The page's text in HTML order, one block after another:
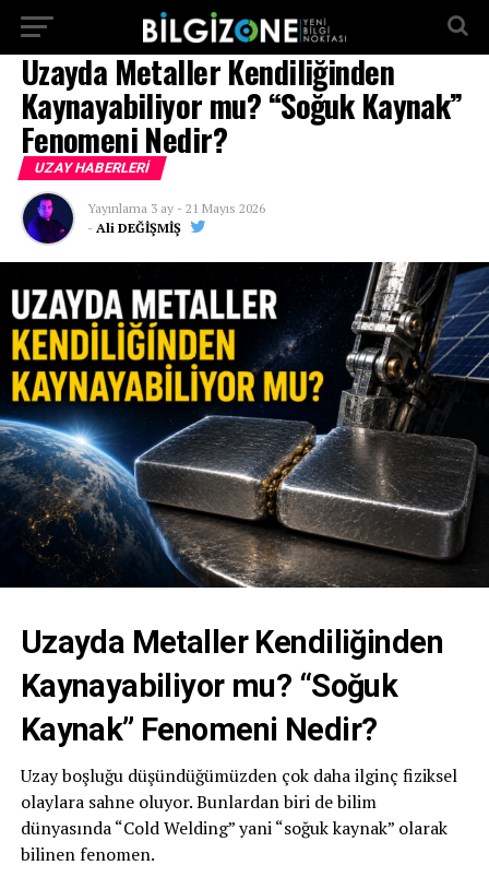
Uzayda Metaller Kendiliğinden
Kaynayabiliyor mu? “Soğuk Kaynak”
Fenomeni Nedir?
UZAY HABERLERI
Yayınlama 3 ay - 21 Mayıs 2026
- Ali DEĞİŞMİŞ
Uzayda Metaller Kendiliğinden
Kaynayabiliyor mu? “Soğuk
Kaynak” Fenomeni Nedir?
Uzay boşluğu düşündüğümüzden çok daha ilginç fiziksel
olaylara sahne oluyor. Bunlardan biri de bilim
dünyasında “Cold Welding” yani “soğuk kaynak” olarak
bilinen fenomen.